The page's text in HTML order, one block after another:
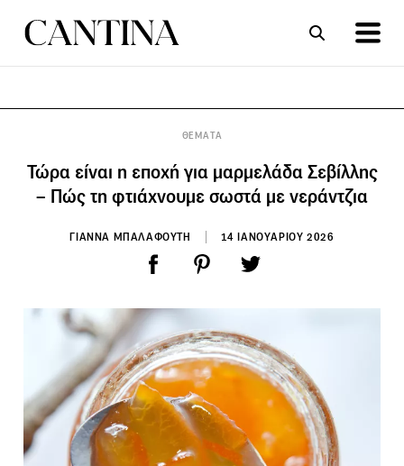
ΘΕΜΑΤΑ
Τώρα είναι η εποχή για μαρμελάδα Σεβίλλης
– Πώς τη φτιάχνουμε σωστά με νεράντζια
ΓΙΑΝΝΑ ΜΠΑΛΑΦΟΥΤΗ 14 ΙΑΝΟΥΑΡΙΟΥ 2026